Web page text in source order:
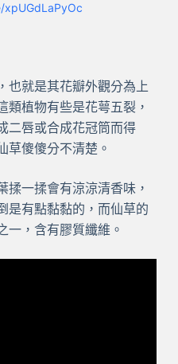
也就是其花瓣外觀分為上
類植物有些是花萼五裂，
二唇或合成花冠筒而得
草傻傻分不清楚。
揉一揉會有涼涼清香味，
是有點黏黏的，而仙草的
一，含有膠質纖維。